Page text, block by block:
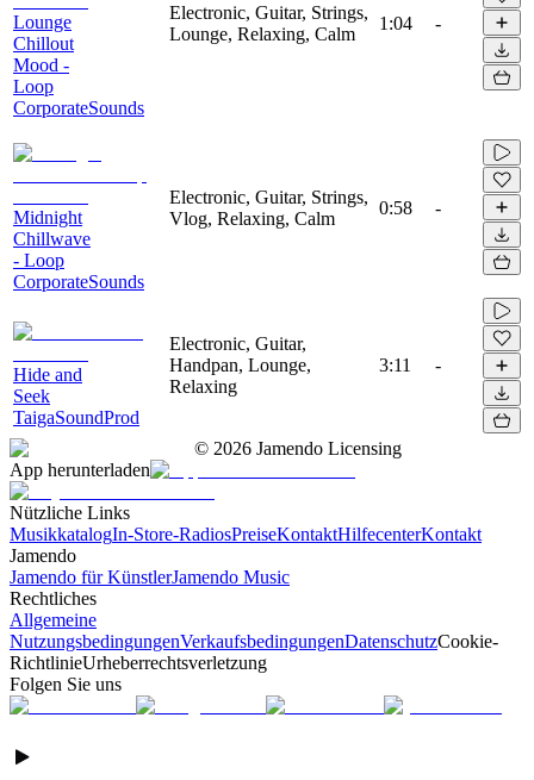
Lounge
Chillout
Mood -
Loop
CorporateSounds
Electronic, Guitar, Strings,
Lounge, Relaxing, Calm
1:04 -
Midnight
Chillwave
- Loop
CorporateSounds
Electronic, Guitar, Strings,
Vlog, Relaxing, Calm
0:58 -
Hide and
Seek
TaigaSoundProd
Electronic, Guitar,
Handpan, Lounge,
Relaxing
3:11 -
© 2026 Jamendo Licensing
App herunterladen
Nützliche Links
MusikkatalogIn-Store-RadiosPreiseKontaktHilfecenterKontakt
Jamendo
Jamendo für KünstlerJamendo Music
Rechtliches
Allgemeine
NutzungsbedingungenVerkaufsbedingungenDatenschutzCookie-
RichtlinieUrheberrechtsverletzung
Folgen Sie uns